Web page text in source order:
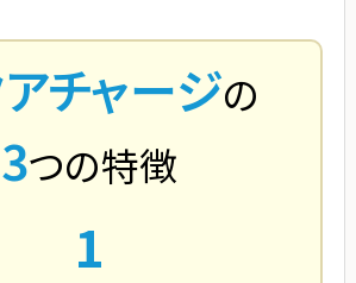
チャージの
3つの特徴
1